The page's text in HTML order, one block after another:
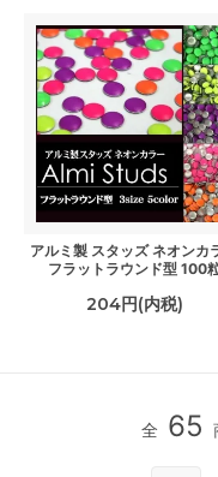
アルミ製 スタッズ ネオンカ
フラットラウンド型 100
204円(内税)
全 65